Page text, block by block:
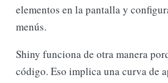
elementos en la pantalla y
menús.
Shiny funciona de otra manera
código. Eso implica una curva de